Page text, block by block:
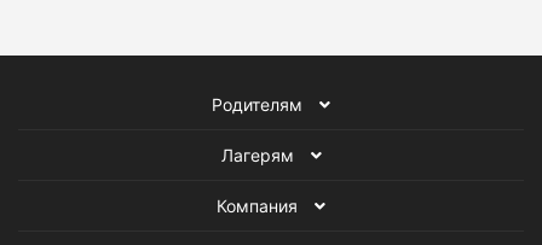
Родителям
Лагерям
Компания